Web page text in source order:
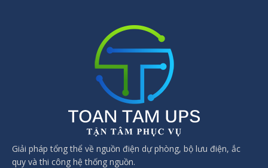
Giải pháp tổng thể về nguồn điện dự phòng, bộ lưu điện, ắc
quy và thi công hệ thống nguồn.